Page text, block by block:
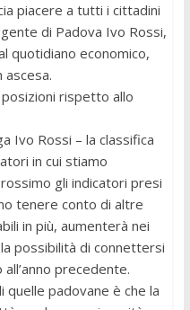
piacere a tutti i cittadini
di Padova Ivo Rossi,
quotidiano economico,
ascesa.
rispetto allo
Ivo Rossi – la classifica
in cui stiamo
gli indicatori presi
tenere conto di altre
in più, aumenterà nei
possibilità di connettersi
precedente.
quelle padovane è che la